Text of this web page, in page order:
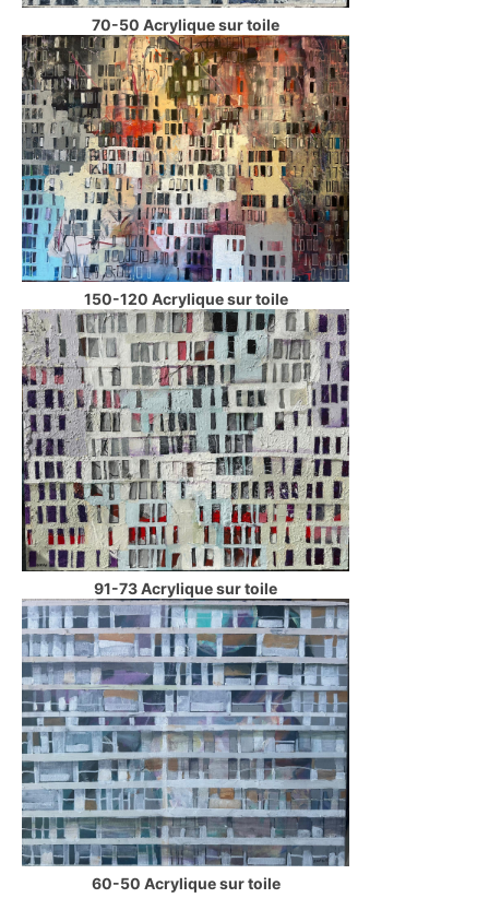
70-50 Acrylique sur toile
150-120 Acrylique sur toile
91-73 Acrylique sur toile
60-50 Acrylique sur toile